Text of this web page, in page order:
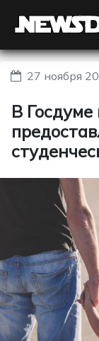
27 ноября
В